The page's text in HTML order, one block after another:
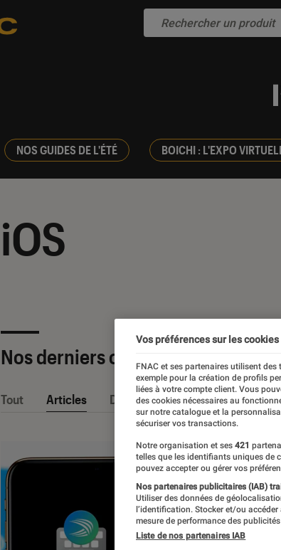
NOS GUIDES DE L'ÉTÉ BOICHI : L'EXPO
iOS
Nos derniers contenus
Tout Articles Dossiers Sélections et
Vos préférences sur les cookies
FNAC et ses partenaires utilisent
exemple pour la création de profils
liées à votre compte client. Vous
des cookies nécessaires au
sur notre catalogue et la
sécuriser vos transactions.
Notre organisation et ses 421
telles que les identifiants uniques de
pouvez accepter ou gérer vos
Nos partenaires publicitaires (IAB)
Utiliser des données de
l’identification. Stocker et/ou
mesure de performance des
Liste de nos partenaires IAB